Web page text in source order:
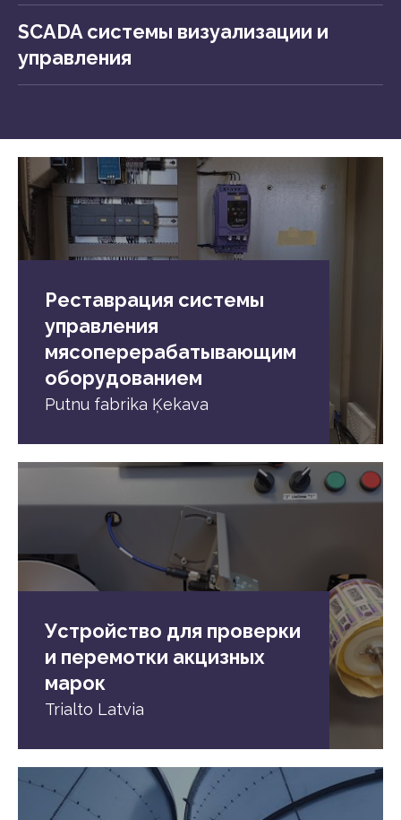
SCADA системы визуализации и
управления
Реставрация системы
управления
мясоперерабатывающим
оборудованием
Putnu fabrika Ķekava
Устройство для проверки
и перемотки акцизных
марок
Trialto Latvia